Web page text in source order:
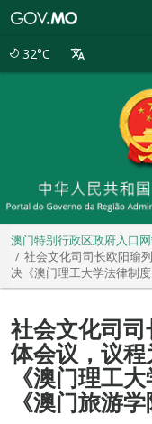
32°C
澳门特别行政区政府入口
社会文化司司长欧阳瑜
决《澳门理工大学法律制
社会文化司
体会议，议
《澳门理工
《澳门旅游